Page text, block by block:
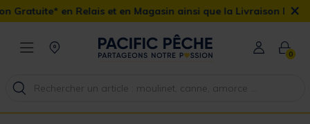
Relais et en Magasin ainsi que la Livraison Domicile offerte dès
×
0